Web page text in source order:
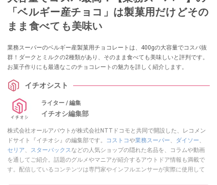
「ベルギー産チョコ」は製菓用だけどその
まま食べても美味い
業務スーパーのベルギー産製菓用チョコレートは、400gの大容量でコスパ抜
群！ダークとミルクの2種類があり、そのまま食べても美味しいと評判です。
お菓子作りにも最適なこのチョコレートの魅力を詳しく紹介します。
イチオシスト
ライター / 編集
イチオシ編集部
株式会社オールアバウトが株式会社NTTドコモと共同で開設した、レコメン
ドサイト『イチオシ』の編集部です。
コストコや業務スーパー、 ダイソー、
セリア、 スターバックスなどの人気ショップの隠れた名品を、コラムや動画
を通してご紹介。話題のグルメやマニアが紹介するアウトドア情報も満載で
す。配信しているコンテンツは専門家やインフルエンサーが実際に使用して